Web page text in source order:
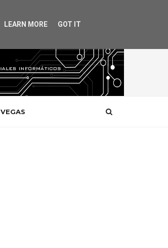
LEARN MORE GOT IT